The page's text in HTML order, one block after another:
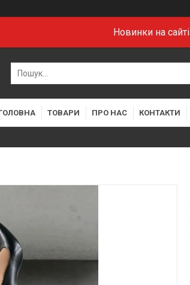
Новинки на сайті
ТОВАРИ ПРО НАС КОНТАКТИ